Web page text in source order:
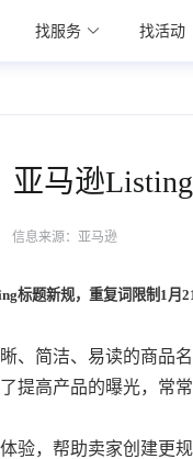
找服务 找活动
亚马逊
信息来源：亚马逊
标题新规，重复词限制1月
、简洁、易读的商品
提高产品的曝光，常
验，帮助卖家创建更